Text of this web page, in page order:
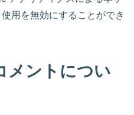
用を無効にすることができ
メントについ